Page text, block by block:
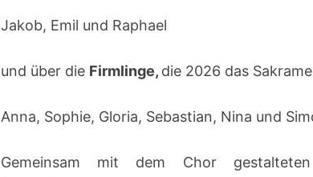
Jakob, Emil und Raphael
und über die Firmlinge, die 2026 das
Anna, Sophie, Gloria, Sebastian, Nina und
Gemeinsam mit dem Chor